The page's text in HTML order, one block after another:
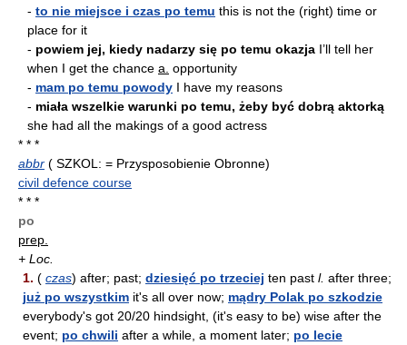
- to nie miejsce i czas po temu this is not the (right) time or
place for it
- powiem jej, kiedy nadarzy się po temu okazja I’ll tell her
when I get the chance a. opportunity
- mam po temu powody I have my reasons
- miała wszelkie warunki po temu, żeby być dobrą aktorką
she had all the makings of a good actress
* * *
abbr ( SZKOL: = Przysposobienie Obronne)
civil defence course
* * *
po
prep.
+ Loc.
1. ( czas) after; past; dziesięć po trzeciej ten past l. after three;
już po wszystkim it's all over now; mądry Polak po szkodzie
everybody's got 20/20 hindsight, (it's easy to be) wise after the
event; po chwili after a while, a moment later; po lecie